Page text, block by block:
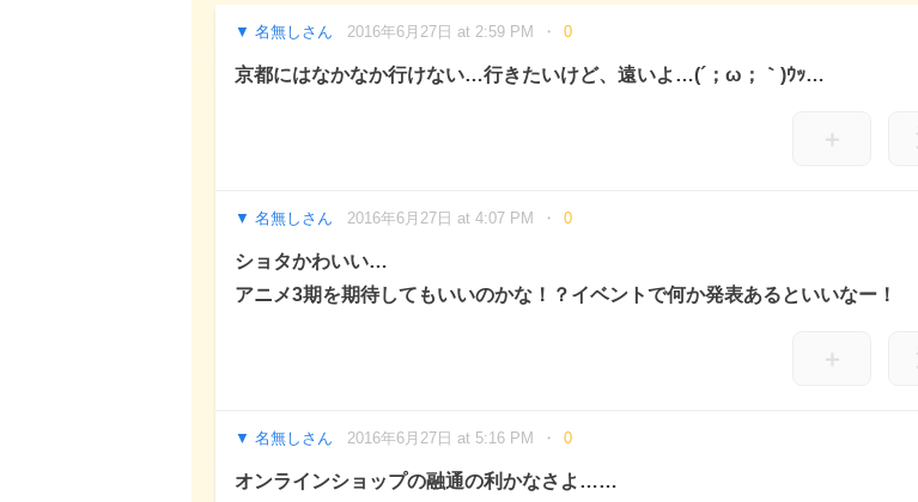
名無しさん 2016年6月27日 at 2:59 PM 0
京都にはなかなか行けない…行きたいけど、遠いよ…(´；ω；｀)ｳｯ…
＋
名無しさん 2016年6月27日 at 4:07 PM 0
ショタかわいい…
アニメ3期を期待してもいいのかな！？イベントで何か発表あるといいなー！
＋
名無しさん 2016年6月27日 at 5:16 PM 0
オンラインショップの融通の利かなさよ……